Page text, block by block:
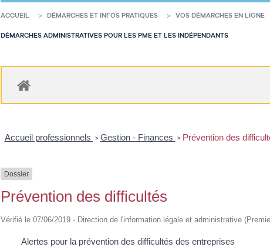
ACCUEIL DÉMARCHES ET INFOS PRATIQUES VOS DÉMARCHES EN LIGNE
DÉMARCHES ADMINISTRATIVES POUR LES PME ET LES INDÉPENDANTS
Accueil professionnels > Gestion - Finances > Prévention des
Dossier
Prévention des difficultés
Vérifié le 07/06/2019 - Direction de l'information légale et administrative
Alertes pour la prévention des difficultés des entreprises